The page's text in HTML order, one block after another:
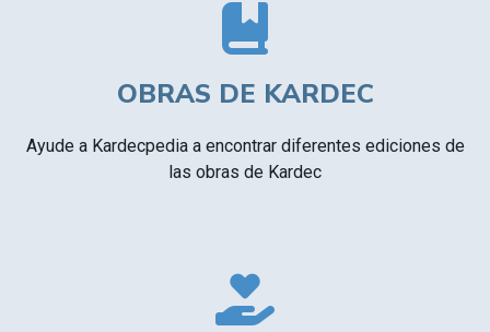
OBRAS DE KARDEC
Ayude a Kardecpedia a encontrar diferentes ediciones de
las obras de Kardec